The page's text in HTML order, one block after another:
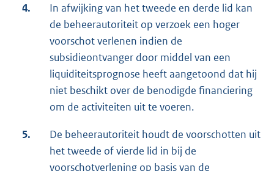
4.
In afwijking van het tweede en derde lid kan
de beheerautoriteit op verzoek een hoger
voorschot verlenen indien de
subsidieontvanger door middel van een
liquiditeitsprognose heeft aangetoond dat hij
niet beschikt over de benodigde financiering
om de activiteiten uit te voeren.
5.
De beheerautoriteit houdt de voorschotten uit
het tweede of vierde lid in bij de
voorschotverlening op basis van de